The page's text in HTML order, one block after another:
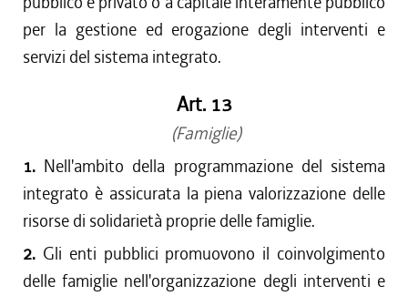
per la gestione ed erogazione degli interventi e
servizi del sistema integrato.
Art. 13
(Famiglie)
1. Nell'ambito della programmazione del sistema
integrato è assicurata la piena valorizzazione delle
risorse di solidarietà proprie delle famiglie.
2. Gli enti pubblici promuovono il coinvolgimento
delle famiglie nell'organizzazione degli interventi e